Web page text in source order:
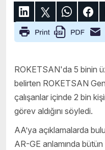
ROKETSAN'da 5 binin
belirten ROKETSAN
çalışanlar içinde 2 bin
görev aldığını söyledi.
AA’ya açıklamalarda
AR-GE anlamında